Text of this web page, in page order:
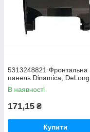
5313248821 Фронтальна
панель Dinamica,
В наявності
171,15 ₴
Купити